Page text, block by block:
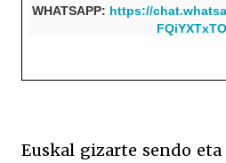
WHATSAPP: https://
Euskal gizarte sendo